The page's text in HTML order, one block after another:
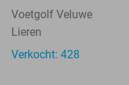
Voetgolf Veluwe
Lieren
Verkocht: 428